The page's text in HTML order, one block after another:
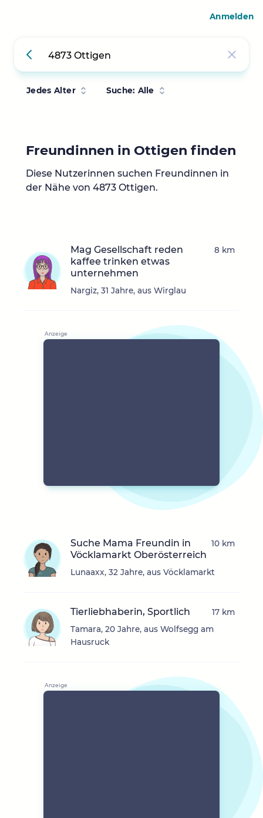
Jedes Alter Suche: Alle
Freundinnen in Ottigen finden
Diese Nutzerinnen suchen Freundinnen in
der Nähe von 4873 Ottigen.
Mag Gesellschaft reden
kaffee trinken etwas
unternehmen
Nargiz, 31 Jahre, aus Wirglau
8 km
Suche Mama Freundin in
Vöcklamarkt Oberösterreich
Lunaaxx, 32 Jahre, aus Vöcklamarkt
10 km
Tierliebhaberin, Sportlich
Tamara, 20 Jahre, aus Wolfsegg am
Hausruck
17 km
Anmelden